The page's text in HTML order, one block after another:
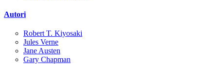
Autori
Robert T. Kiyosaki
Jules Verne
Jane Austen
Gary Chapman